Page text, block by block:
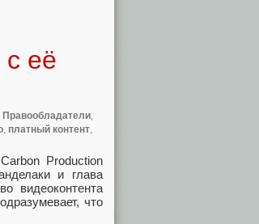
её
Правообладатели
платный контент
Production
и глава
видеоконтента
, что